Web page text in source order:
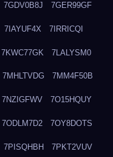
7GDV0B8J 7GER99GF
7IAYUF4X 7IRRICQI
7KWC77GK 7LALYSM0
7MHLTVDG 7MM4F50B
7NZIGFWV 7O15HQUY
7ODLM7D2 7OY8DOTS
7PISQHBH 7PKT2VUV